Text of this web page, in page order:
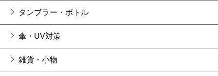
タンブラー・ボトル
傘・UV対策
雑貨・小物